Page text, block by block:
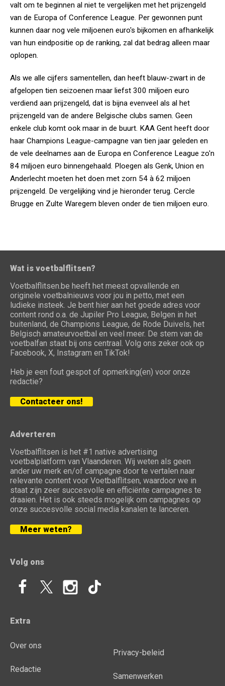
valt om te beginnen al niet te vergelijken met het prijzengeld
van de Europa of Conference League. Per gewonnen punt
kunnen daar nog vele miljoenen euro's bijkomen en afhankelijk
van hun eindpositie op de ranking, zal dat bedrag alleen maar
oplopen.
Als we alle cijfers samentellen, dan heeft blauw-zwart in de
afgelopen tien seizoenen maar liefst 300 miljoen euro
verdiend aan prijzengeld, dat is bijna evenveel als al het
prijzengeld van de andere Belgische clubs samen. Geen
enkele club komt ook maar in de buurt. KAA Gent heeft door
haar Champions League-campagne van tien jaar geleden en
de vele deelnames aan de Europa en Conference League zo'n
84 miljoen euro binnengehaald. Ploegen als Genk, Union en
Anderlecht moeten het doen met zorn 54 à 62 miljoen
prijzengeld. De vergelijking vind je hieronder terug. Cercle
Brugge en Zulte Waregem bleven onder de tien miljoen euro.
Wat is voetbalflitsen?
Voetbalflitsen.be heeft het meest opvallende en
originele voetbalnieuws voor jou in petto, met een
ludieke insteek. Je bent hier aan het goede adres voor
content rond o.a. de Jupiler Pro League, Belgen in het
buitenland, de Champions League, de Rode Duivels, het
Belgisch amateurvoetbal en veel meer. De stem van de
voetbalfan staat bij ons centraal. Volg ons zeker ook op
Facebook, X, Instagram en TikTok!
Heb je een fout gespot of opmerking(en) voor onze
redactie?
Contacteer ons!
Adverteren
Voetbalflitsen is het #1 native advertising
voetbalplatform van Vlaanderen. Wij weten als geen
ander uw merk en/of campagne door te vertalen naar
relevante content voor Voetbalflitsen, waardoor we in
staat zijn zeer succesvolle en efficiënte campagnes te
draaien. Het is ook steeds mogelijk om campagnes op
onze succesvolle social media kanalen te lanceren.
Meer weten?
Volg ons
Extra
Over ons
Redactie
Privacy-beleid
Samenwerken